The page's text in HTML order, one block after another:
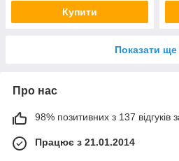
Купити
Показати ще
Про нас
98% позитивних з 137 відгуків
Працює з 21.01.2014